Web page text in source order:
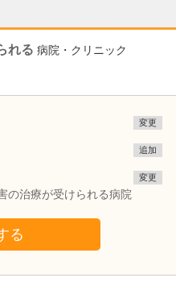
れる 病院・クリニック
変更
追加
の治療が受けられる病院
変更
る